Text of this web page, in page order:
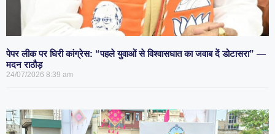
पेपर लीक पर घिरी कांग्रेस: “पहले युवाओं से विश्वासघात का जवाब दें डोटासरा” —
मदन राठौड़
24/07/2026 8:39 am